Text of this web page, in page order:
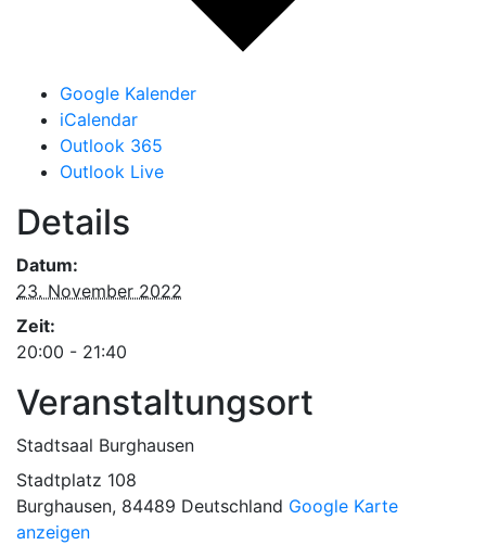
Google Kalender
iCalendar
Outlook 365
Outlook Live
Details
Datum:
23. November 2022
Zeit:
20:00 - 21:40
Veranstaltungsort
Stadtsaal Burghausen
Stadtplatz 108
Burghausen, 84489 Deutschland Google Karte
anzeigen